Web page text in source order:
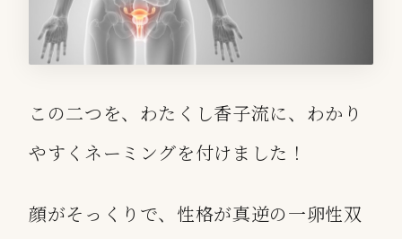
この二つを、わたくし香子流に、わかり
やすくネーミングを付けました！
顔がそっくりで、性格が真逆の一卵性双